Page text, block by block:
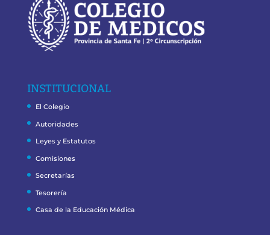
INSTITUCIONAL
El Colegio
Autoridades
Leyes y Estatutos
Comisiones
Secretarías
Tesorería
Casa de la Educación Médica